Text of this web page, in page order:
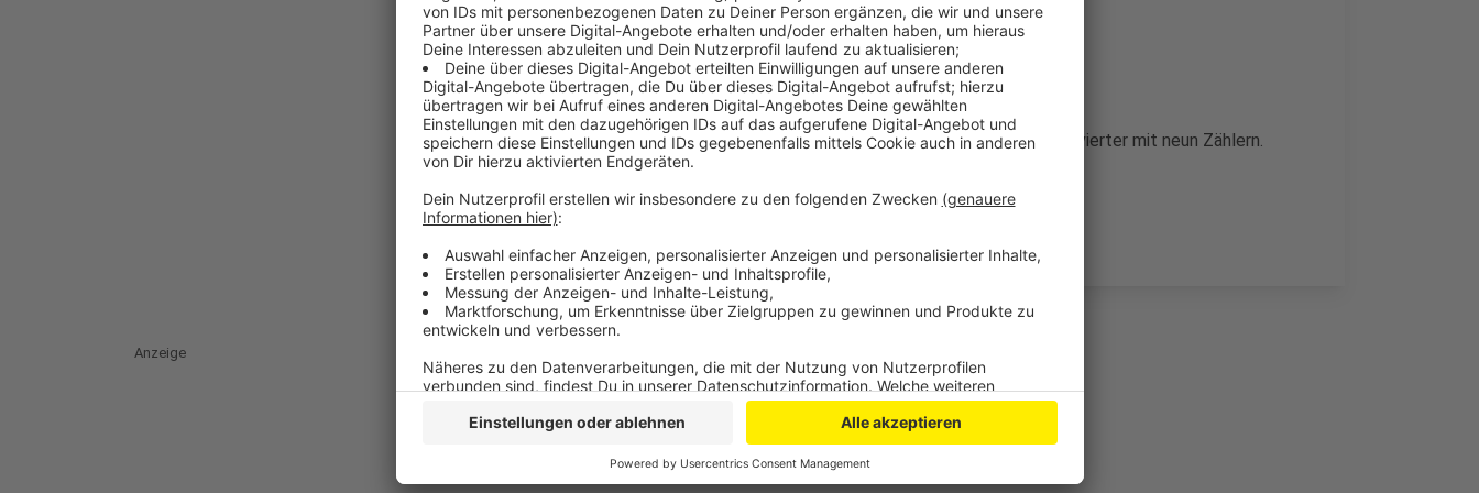
ESV Bergisch Gladbach - Neusser EV 3:5
Grefrather EG - TuS Wiehl 4:8
In der Tabelle ist der TuS weiter erster mit 21 Punkten, der ESV vierter mit neun Zählern.
Anzeige